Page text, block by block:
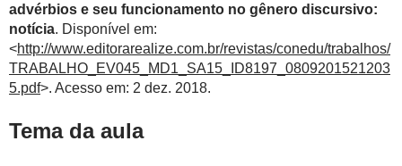
advérbios e seu funcionamento no gênero discursivo:
notícia. Disponível em:
<http://www.editorarealize.com.br/revistas/conedu/trabalhos/
TRABALHO_EV045_MD1_SA15_ID8197_0809201521203
5.pdf>. Acesso em: 2 dez. 2018.
Tema da aula